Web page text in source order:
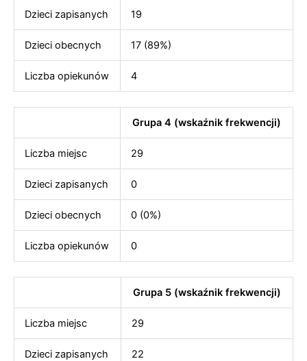
Dzieci zapisanych 19
Dzieci obecnych 17 (89%)
Liczba opiekunów 4
Grupa 4 (wskaźnik frekwencji)
Liczba miejsc 29
Dzieci zapisanych 0
Dzieci obecnych 0 (0%)
Liczba opiekunów 0
Grupa 5 (wskaźnik frekwencji)
Liczba miejsc 29
Dzieci zapisanych 22